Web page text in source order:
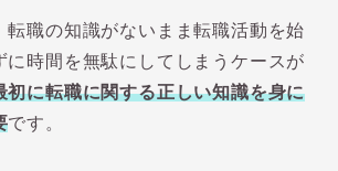
転職の知識がないまま転職活動を始
に時間を無駄にしてしまうケースが
初に転職に関する正しい知識を身に
です。